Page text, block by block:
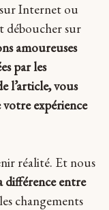
Internet ou
déboucher sur
amoureuses
par les
l’article, vous
votre expérience
réalité. Et nous
différence entre
changements